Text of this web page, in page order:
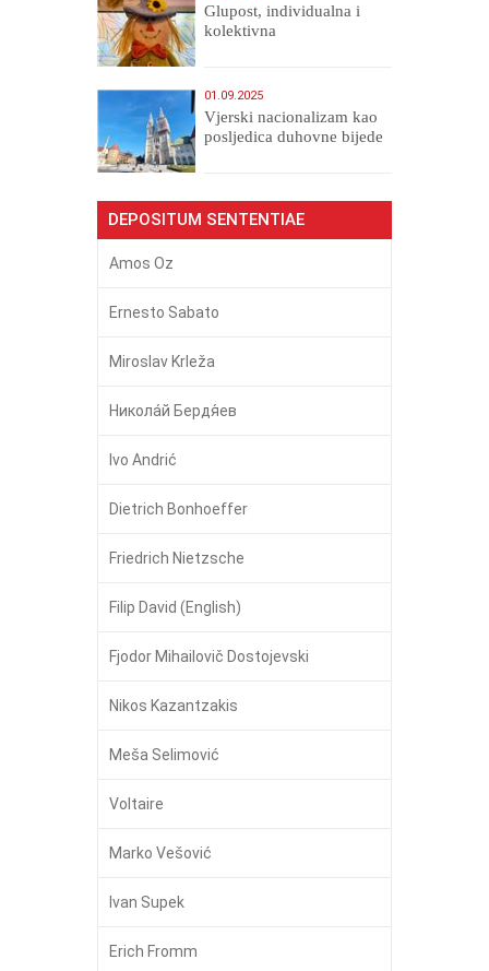
Glupost, individualna i
kolektivna
01.09.2025
​Vjerski nacionalizam kao
posljedica duhovne bijede
DEPOSITUM SENTENTIAE
Amos Oz
Ernesto Sabato
Miroslav Krleža
Никола́й Бердя́ев
Ivo Andrić
Dietrich Bonhoeffer
Friedrich Nietzsche
Filip David (English)
Fjodor Mihailovič Dostojevski
Nikos Kazantzakis
Meša Selimović
Voltaire
Marko Vešović
Ivan Supek
Erich Fromm